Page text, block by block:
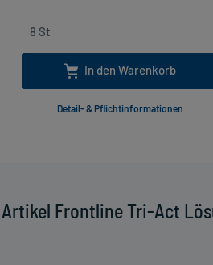
Frontline Tri-Act
In den Warenkorb
Detail- & Pflichtinformationen